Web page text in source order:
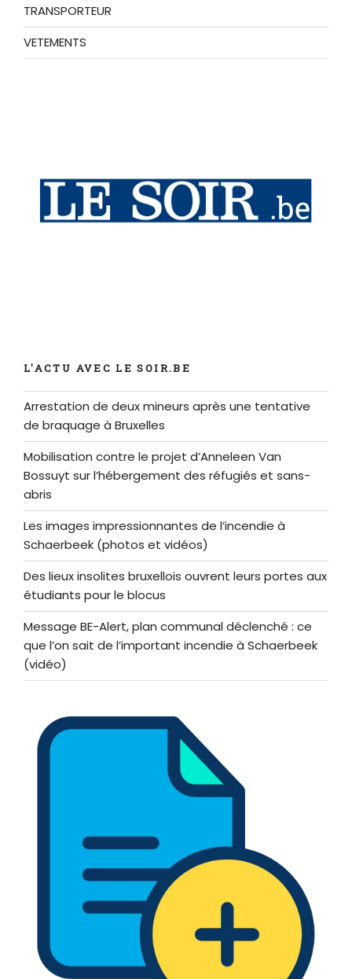
TRANSPORTEUR
VETEMENTS
L'ACTU AVEC LE SOIR.BE
Arrestation de deux mineurs après une tentative
de braquage à Bruxelles
Mobilisation contre le projet d’Anneleen Van
Bossuyt sur l’hébergement des réfugiés et sans-
abris
Les images impressionnantes de l’incendie à
Schaerbeek (photos et vidéos)
Des lieux insolites bruxellois ouvrent leurs portes aux
étudiants pour le blocus
Message BE-Alert, plan communal déclenché : ce
que l’on sait de l’important incendie à Schaerbeek
(vidéo)